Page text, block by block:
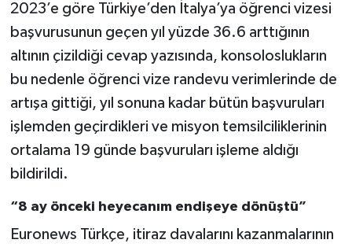
2023’e göre Türkiye’den İtalya’ya öğrenci vizesi
başvurusunun geçen yıl yüzde 36.6 arttığının
altının çizildiği cevap yazısında, konsoloslukların
bu nedenle öğrenci vize randevu verimlerinde de
artışa gittiği, yıl sonuna kadar bütün başvuruları
işlemden geçirdikleri ve misyon temsilciliklerinin
ortalama 19 günde başvuruları işleme aldığı
bildirildi.
“8 ay önceki heyecanım endişeye dönüştü”
Euronews Türkçe, itiraz davalarını kazanmalarının